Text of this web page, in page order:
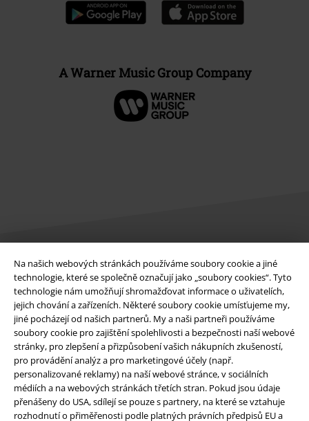
Na našich webových stránkách používáme soubory cookie a jiné
technologie, které se společně označují jako „soubory cookies“. Tyto
technologie nám umožňují shromažďovat informace o uživatelích,
jejich chování a zařízeních. Některé soubory cookie umísťujeme my,
jiné pocházejí od našich partnerů. My a naši partneři používáme
soubory cookie pro zajištění spolehlivosti a bezpečnosti naší webové
stránky, pro zlepšení a přizpůsobení vašich nákupních zkušeností,
pro provádění analýz a pro marketingové účely (např.
personalizované reklamy) na naší webové stránce, v sociálních
médiích a na webových stránkách třetích stran. Pokud jsou údaje
přenášeny do USA, sdílejí se pouze s partnery, na které se vztahuje
rozhodnutí o přiměřenosti podle platných právních předpisů EU a
A Warner Music Group Company
Právní informace
Podmínky
Prohlášení
Ochrana osobních údajů
Likvidace odpadu a ochrana životního prostředí